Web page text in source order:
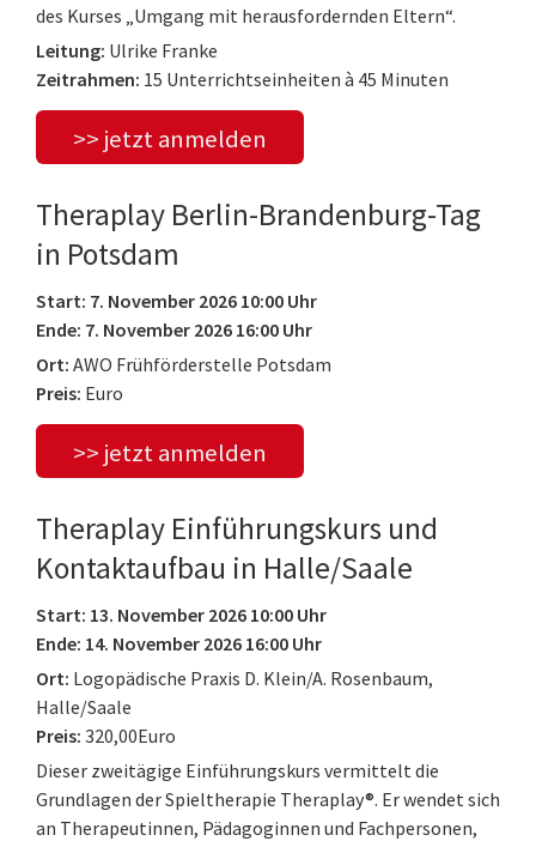
des Kurses „Umgang mit herausfordernden Eltern“.
Leitung: Ulrike Franke
Zeitrahmen: 15 Unterrichtseinheiten à 45 Minuten
>> jetzt anmelden
Theraplay Berlin-Brandenburg-Tag
in Potsdam
Start: 7. November 2026 10:00 Uhr
Ende: 7. November 2026 16:00 Uhr
Ort: AWO Frühförderstelle Potsdam
Preis: Euro
>> jetzt anmelden
Theraplay Einführungskurs und
Kontaktaufbau in Halle/Saale
Start: 13. November 2026 10:00 Uhr
Ende: 14. November 2026 16:00 Uhr
Ort: Logopädische Praxis D. Klein/A. Rosenbaum,
Halle/Saale
Preis: 320,00Euro
Dieser zweitägige Einführungskurs vermittelt die
Grundlagen der Spieltherapie Theraplay®. Er wendet sich
an Therapeutinnen, Pädagoginnen und Fachpersonen,